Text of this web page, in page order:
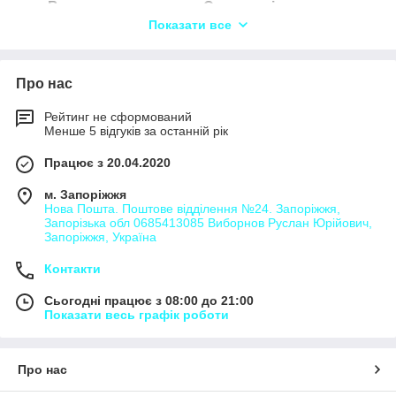
Вантажоперевезення Сенкевичівка,
Вантажоперевезення Антонівка,
Вантажоперевезення Бистровиця,
Вантажоперевезення Борисковичі,
Вантажоперевезення Борочиче,
Вантажоперевезення Бужани,
Вантажоперевезення Буркачі,
Вантажоперевезення Вільхівка,
Вантажоперевезення Волиця-Лобачівська,
Показати все
Про нас
Рейтинг не сформований
Менше 5 відгуків за останній рік
Працює з 20.04.2020
м. Запоріжжя
Нова Пошта. Поштове відділення №24. Запоріжжя,
Запорізька обл 0685413085 Виборнов Руслан Юрійович,
Запоріжжя, Україна
Контакти
Сьогодні працює з 08:00 до 21:00
Показати весь графік роботи
Про нас